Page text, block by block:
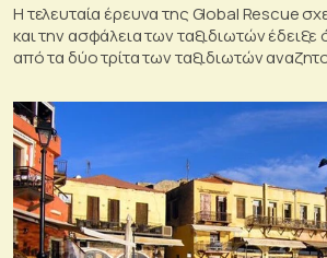
Η τελευταία έρευνα της Global Rescue
και την ασφάλεια των ταξιδιωτών έδειξε
από τα δύο τρίτα των ταξιδιωτών